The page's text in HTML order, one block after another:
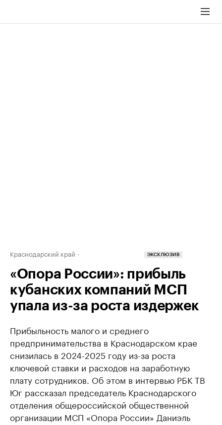
Краснодарский край ЭКСКЛЮЗИВ
«Опора России»: прибыль
кубанских компаний МСП
упала из-за роста издержек
Прибыльность малого и среднего
предпринимательства в Краснодарском крае
снизилась в 2024-2025 году из-за роста
ключевой ставки и расходов на заработную
плату сотрудников. Об этом в интервью РБК ТВ
Юг рассказал председатель Краснодарского
отделения общероссийской общественной
организации МСП «Опора России» Даниэль